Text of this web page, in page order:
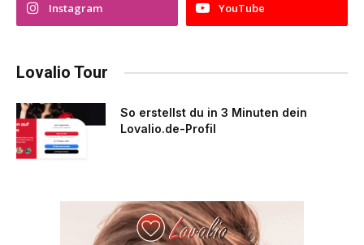
Instagram YouTube
Lovalio Tour
So erstellst du in 3 Minuten dein
Lovalio.de-Profil